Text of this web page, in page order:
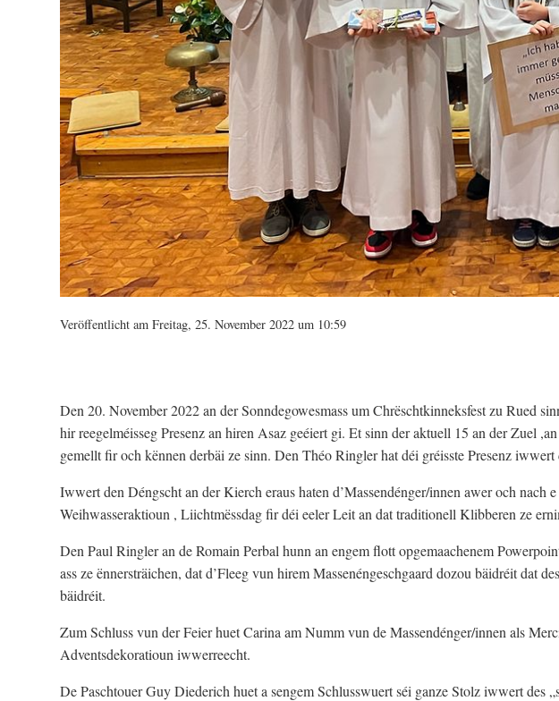
Veröffentlicht am Freitag, 25. November 2022 um 10:59
Den 20. November 2022 an der Sonndegowesmass um Chrëschtkinneksfest zu Rued
hir reegelméisseg Presenz an hiren Asaz geéiert gi. Et sinn der aktuell 15 an der Zuel
gemellt fir och kënnen derbäi ze sinn. Den Théo Ringler hat déi gréisste Presenz
Iwwert den Déngscht an der Kierch eraus haten d’Massendénger/innen awer och nach
Weihwasseraktioun , Liichtmëssdag fir déi eeler Leit an dat traditionell Klibberen ze
Den Paul Ringler an de Romain Perbal hunn an engem flott opgemaachenem
ass ze ënnersträichen, dat d’Fleeg vun hirem Massenéngeschgaard dozou bäidréit dat
bäidréit.
Zum Schluss vun der Feier huet Carina am Numm vun de Massendénger/innen als
Adventsdekoratioun iwwerreecht.
De Paschtouer Guy Diederich huet a sengem Schlusswuert séi ganze Stolz iwwert des